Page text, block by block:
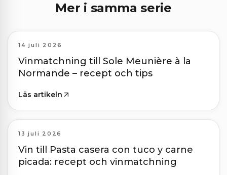
Mer i samma serie
14 juli 2026
Vinmatchning till Sole Meunière à la
Normande – recept och tips
Läs artikeln
13 juli 2026
Vin till Pasta casera con tuco y carne
picada: recept och vinmatchning